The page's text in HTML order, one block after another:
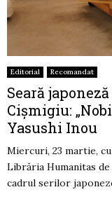
Editorial Recomandat
Seară
Cișmigiu:
Yasushi Inou
Miercuri, 23 martie,
Librăria Humanitas
cadrul serilor